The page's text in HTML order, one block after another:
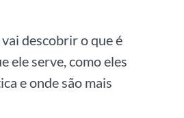
descobrir o que é
ele serve, como eles
e onde são mais